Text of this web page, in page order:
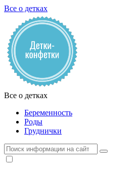
Все о детках
Все о детках
Беременность
Роды
Груднички